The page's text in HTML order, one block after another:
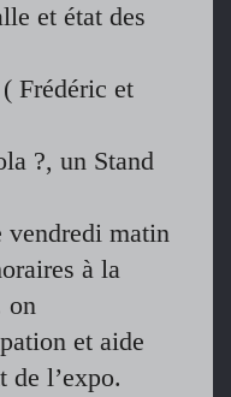
et état des
Frédéric et
?, un Stand
vendredi matin
à la
on
et aide
de l’expo.